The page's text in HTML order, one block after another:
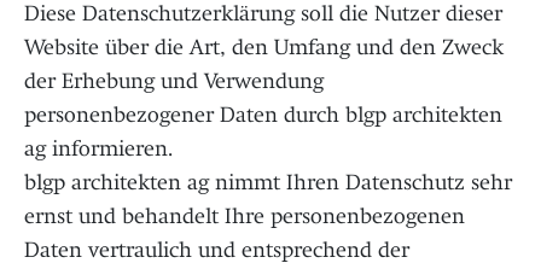
Diese Datenschutzerklärung soll die Nutzer dieser
Website über die Art, den Umfang und den Zweck
der Erhebung und Verwendung
personenbezogener Daten durch blgp architekten
ag informieren.
blgp architekten ag nimmt Ihren Datenschutz sehr
ernst und behandelt Ihre personenbezogenen
Daten vertraulich und entsprechend der